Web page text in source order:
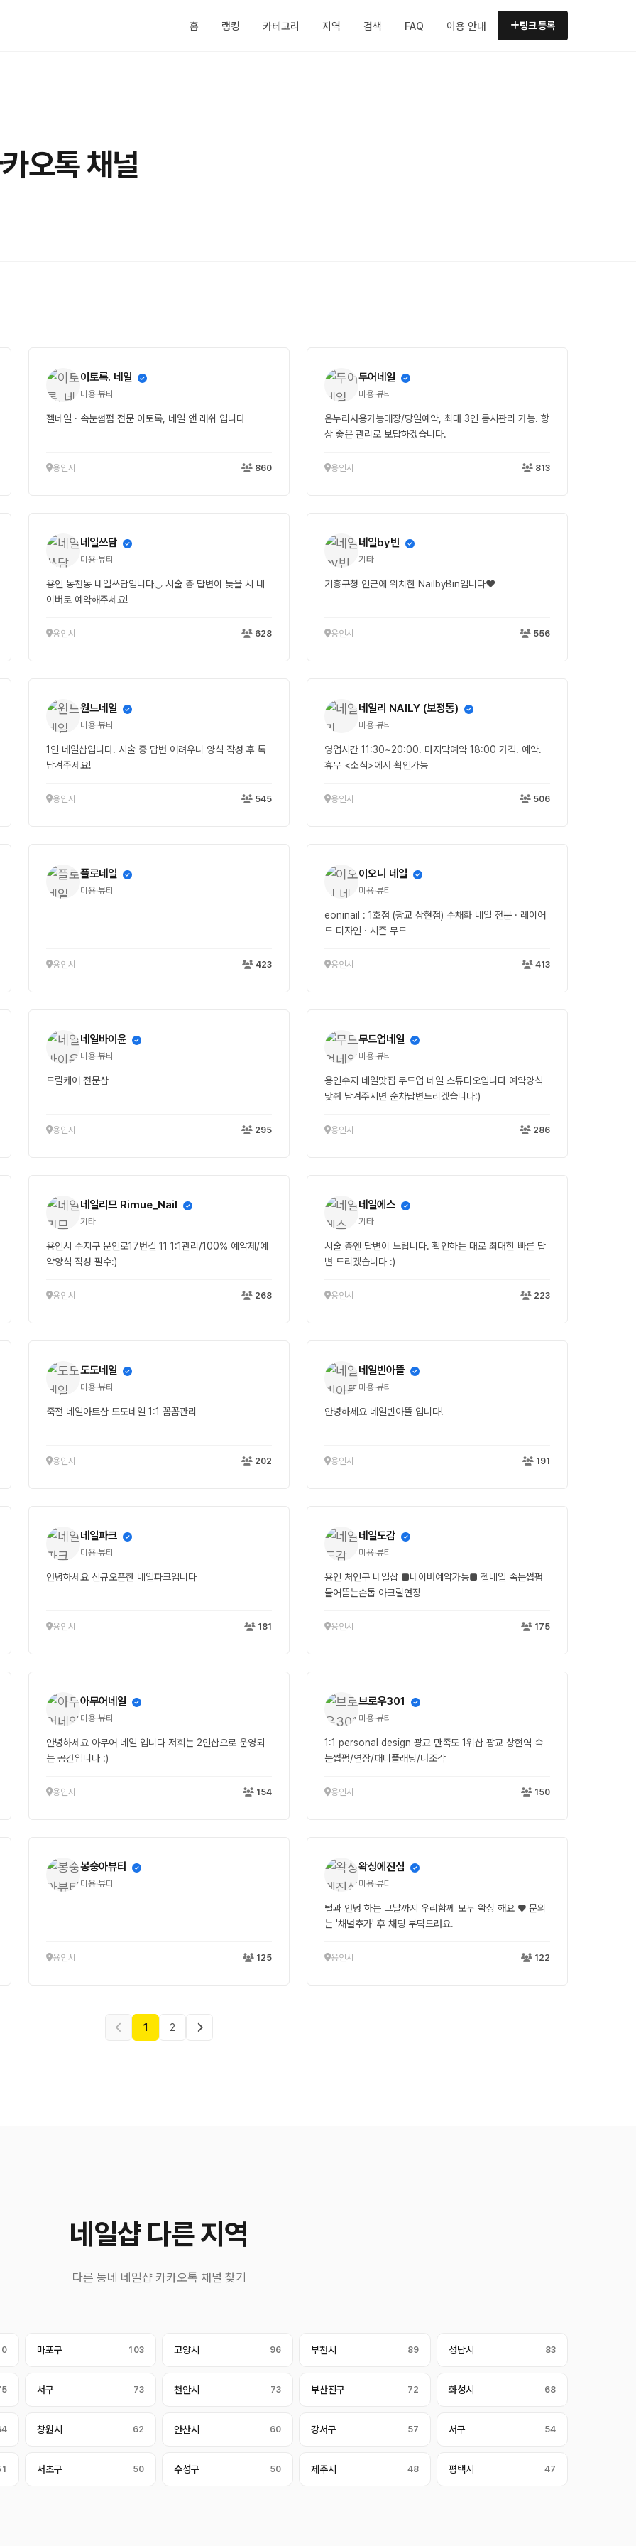
홈 랭킹 카테고리 지역 검색 FAQ 이용 안내 링크 등록
오톡 채널
이토록. 네일
미용·뷰티
젤네일 · 속눈썸펌 전문 이토록, 네일 앤 래쉬 입니다
용인시 860
두어네일
미용·뷰티
온누리사용가능매장/당일예약, 최대 3인 동시관리 가능. 항
상 좋은 관리로 보답하겠습니다.
용인시 813
네일쓰담
미용·뷰티
용인 동천동 네일쓰담입니다◡̈ 시술 중 답변이 늦을 시 네
이버로 예약해주세요!
용인시 628
네일by빈
기타
기흥구청 인근에 위치한 NailbyBin입니다❤
용인시 556
원느네일
미용·뷰티
1인 네일샵입니다. 시술 중 답변 어려우니 양식 작성 후 톡
남겨주세요!
용인시 545
네일리 NAILY (보정동)
미용·뷰티
영업시간 11:30~20:00. 마지막예약 18:00 가격. 예약.
휴무 <소식>에서 확인가능
용인시 506
플로네일
미용·뷰티
용인시 423
이오니 네일
미용·뷰티
eoninail : 1호점 (광교 상현점) 수채화 네일 전문 · 레이어
드 디자인 · 시즌 무드
용인시 413
네일바이윤
미용·뷰티
드릴케어 전문샵
용인시 295
무드업네일
미용·뷰티
용인수지 네일맛집 무드업 네일 스튜디오입니다 예약양식
맞춰 남겨주시면 순차답변드리겠습니다:)
용인시 286
네일리므 Rimue_Nail
기타
용인시 수지구 문인로17번길 11 1:1관리/100% 예약제/예
약양식 작성 필수:)
용인시 268
네일에스
기타
시술 중엔 답변이 느립니다. 확인하는 대로 최대한 빠른 답
변 드리겠습니다 :)
용인시 223
도도네일
미용·뷰티
죽전 네일아트샵 도도네일 1:1 꼼꼼관리
용인시 202
네일빈아뜰
미용·뷰티
안녕하세요 네일빈아뜰 입니다!
용인시 191
네일파크
미용·뷰티
안녕하세요 신규오픈한 네일파크입니다
용인시 181
네일도감
미용·뷰티
용인 처인구 네일샵 ■네이버예약가능■ 젤네일 속눈썹펌
물어뜯는손톱 아크릴연장
용인시 175
아무어네일
미용·뷰티
안녕하세요 아무어 네일 입니다 저희는 2인샵으로 운영되
는 공간입니다 :)
용인시 154
브로우301
미용·뷰티
1:1 personal design 광교 만족도 1위샵 광교 상현역 속
눈썹펌/연장/패디플래닝/더조각
용인시 150
봉숭아뷰티
미용·뷰티
용인시 125
왁싱에진심
미용·뷰티
털과 안녕 하는 그날까지 우리함께 모두 왁싱 해요 ♥ 문의
는 '채널추가' 후 채팅 부탁드려요.
용인시 122
1 2
네일샵 다른 지역
다른 동네 네일샵 카카오톡 채널 찾기
마포구 103 고양시 96 부천시 89 성남시 83
서구 73 천안시 73 부산진구 72 화성시 68
창원시 62 안산시 60 강서구 57 서구 54
서초구 50 수성구 50 제주시 48 평택시 47